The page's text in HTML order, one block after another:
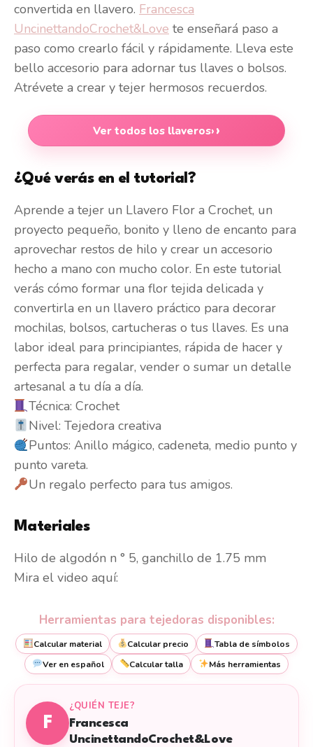
convertida en llavero. Francesca
UncinettandoCrochet&Love te enseñará paso a
paso como crearlo fácil y rápidamente. Lleva este
bello accesorio para adornar tus llaves o bolsos.
Atrévete a crear y tejer hermosos recuerdos.
Ver todos los llaveros›
¿Qué verás en el tutorial?
Aprende a tejer un Llavero Flor a Crochet, un
proyecto pequeño, bonito y lleno de encanto para
aprovechar restos de hilo y crear un accesorio
hecho a mano con mucho color. En este tutorial
verás cómo formar una flor tejida delicada y
convertirla en un llavero práctico para decorar
mochilas, bolsos, cartucheras o tus llaves. Es una
labor ideal para principiantes, rápida de hacer y
perfecta para regalar, vender o sumar un detalle
artesanal a tu día a día.
Técnica: Crochet
Nivel: Tejedora creativa
Puntos: Anillo mágico, cadeneta, medio punto y
punto vareta.
Un regalo perfecto para tus amigos.
Materiales
Hilo de algodón n ° 5, ganchillo de 1.75 mm
Mira el video aquí:
Herramientas para tejedoras disponibles:
Calcular material Calcular precio
Tabla de símbolos
Ver en español
Calcular talla Más herramientas
F
¿QUIÉN TEJE?
Francesca
UncinettandoCrochet&Love